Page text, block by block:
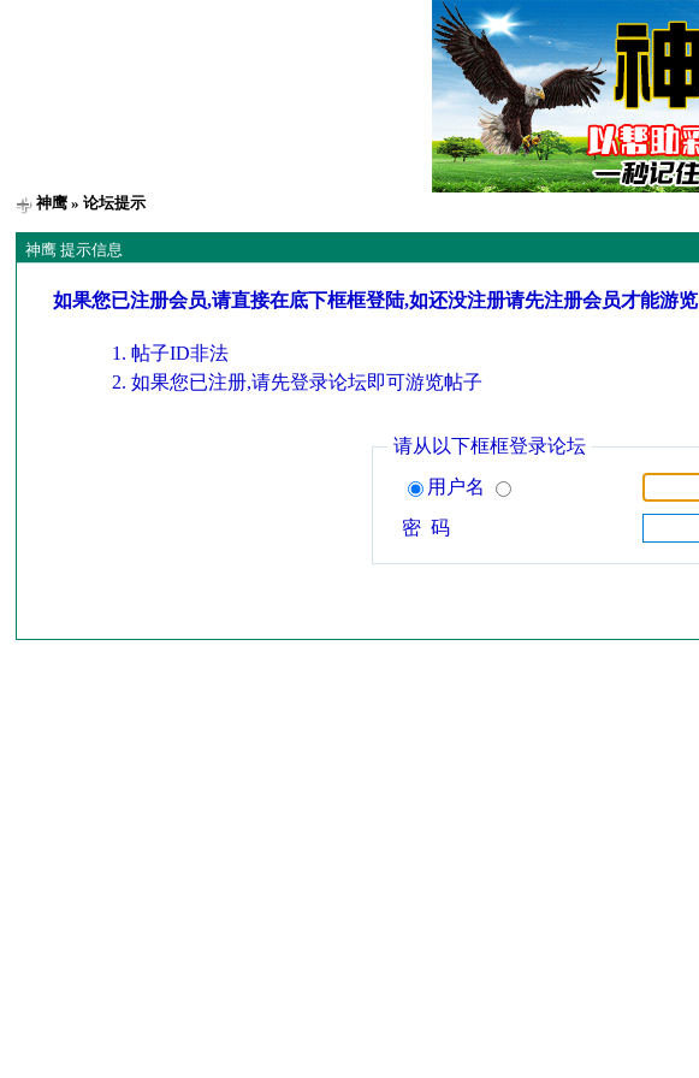
神鹰 » 论坛提示
神鹰 提示信息
如果您已注册会员,请直接在底下框框登陆,如还没注册请先注册会员才能游览
帖子ID非法
如果您已注册,请先登录论坛即可游览帖子
请从以下框框登录论坛
用户名
密 码